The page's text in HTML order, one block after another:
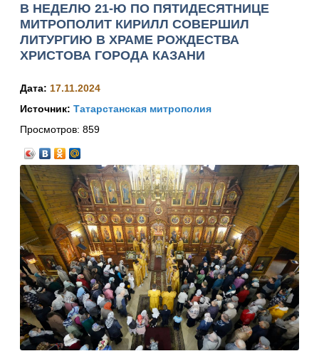
В НЕДЕЛЮ 21-Ю ПО ПЯТИДЕСЯТНИЦЕ
МИТРОПОЛИТ КИРИЛЛ СОВЕРШИЛ
ЛИТУРГИЮ В ХРАМЕ РОЖДЕСТВА
ХРИСТОВА ГОРОДА КАЗАНИ
Дата: 17.11.2024
Источник: Татарстанская митрополия
Просмотров: 859